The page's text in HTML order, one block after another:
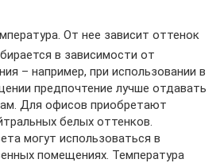
От нее зависит оттенок
в зависимости от
– например, при использовании в
предпочтение лучше отдавать
Для офисов приобретают
белых оттенков.
могут использоваться в
помещениях. Температура